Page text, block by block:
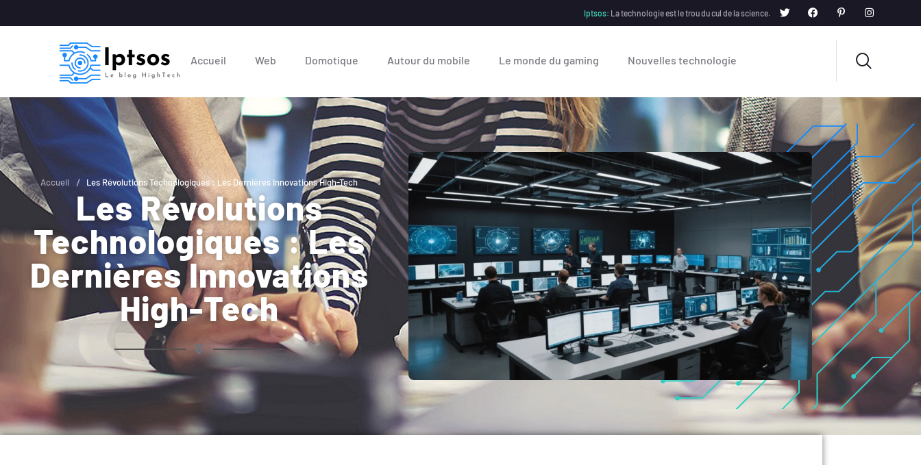
Iptsos: La technologie est le trou du cul de la science.
Accueil Web Domotique Autour du mobile Le monde du gaming Nouvelles technologie
Accueil / Les Révolutions Technologiques : Les Dernières Innovations High-Tech
Les Révolutions
Technologiques : Les
Dernières Innovations
High-Tech